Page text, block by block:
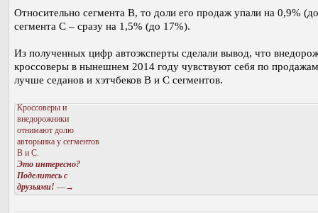
Относительно сегмента В, то доли его продаж упали на 0,9%
сегмента С – сразу на 1,5% (до 17%).
Из полученных цифр автоэксперты сделали вывод, что
кроссоверы в нынешнем 2014 году чувствуют себя по
лучше седанов и хэтчбеков В и С сегментов.
Кроссоверы и
внедорожники
отнимают долю
авторынка у сегментов
В и С.
Это интересно?
Поделитесь с
друзьями! —→